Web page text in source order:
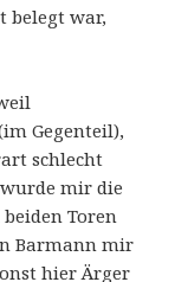
belegt war,
Gegenteil),
schlecht
mir die
Toren
Barmann mir
hier Ärger